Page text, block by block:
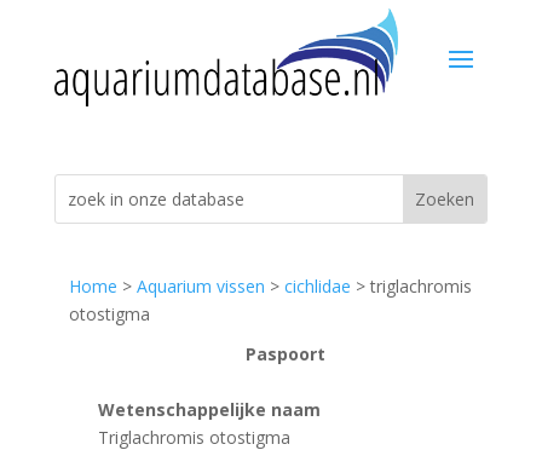
Home > Aquarium vissen > cichlidae > triglachromis
otostigma
Paspoort
Wetenschappelijke naam
Triglachromis otostigma